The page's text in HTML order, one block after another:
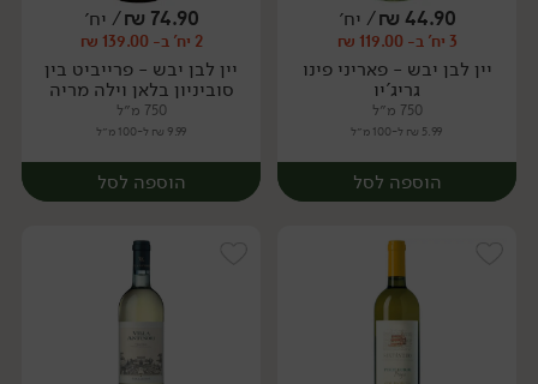
יח׳ יח׳
44.90
₪/ יח׳
3 יח' ב- 119.00 ₪
יין לבן יבש - פאריני פינו
גריג'יו
750 מ״ל
5.99 ₪ ל-100 מ״ל
הוספה לסל
74.90
₪/ יח׳
2 יח' ב- 139.00 ₪
יין לבן יבש - פרייביט בין
סוביניון בלאן וילה מריה
750 מ״ל
9.99 ₪ ל-100 מ״ל
הוספה לסל